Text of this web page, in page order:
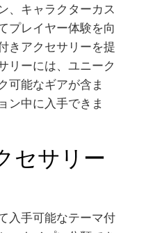
、キャラクターカス
プレイヤー体験を向
きアクセサリーを提
リーには、ユニーク
可能なギアが含ま
ン中に入手できま
セサリー
入手可能なテーマ付